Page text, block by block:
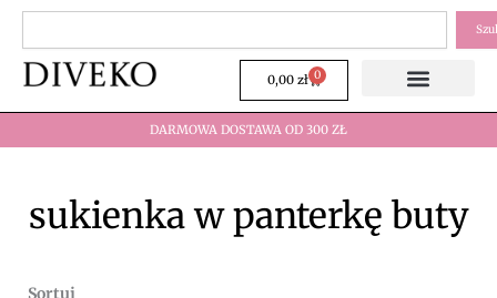
Przejdź
treści
0,00 zł 0
Wózek
DARMOWA DOSTAWA OD 300 ZŁ
sukienka w panterkę buty
Sortuj